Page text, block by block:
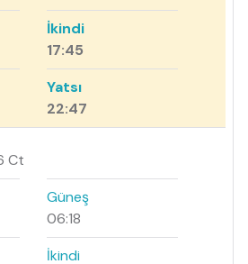
İkindi
17:45
Yatsı
22:47
Ct
Güneş
06:18
İkindi